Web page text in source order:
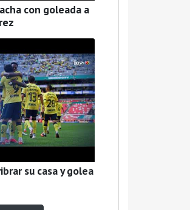
con goleada a
su casa y golea